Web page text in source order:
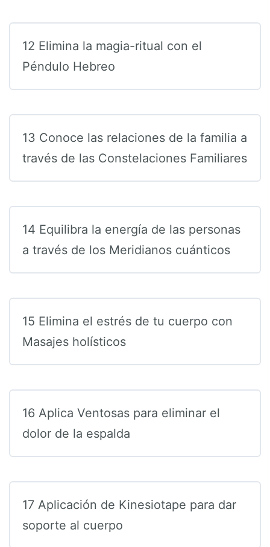
12 Elimina la magia-ritual con el
Péndulo Hebreo
13 Conoce las relaciones de la familia a
través de las Constelaciones Familiares
14 Equilibra la energía de las personas
a través de los Meridianos cuánticos
15 Elimina el estrés de tu cuerpo con
Masajes holísticos
16 Aplica Ventosas para eliminar el
dolor de la espalda
17 Aplicación de Kinesiotape para dar
soporte al cuerpo